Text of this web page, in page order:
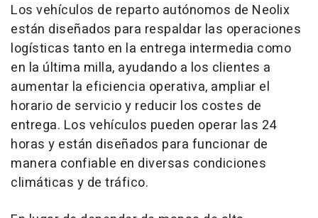
Los vehículos de reparto autónomos de Neolix
están diseñados para respaldar las operaciones
logísticas tanto en la entrega intermedia como
en la última milla, ayudando a los clientes a
aumentar la eficiencia operativa, ampliar el
horario de servicio y reducir los costes de
entrega. Los vehículos pueden operar las 24
horas y están diseñados para funcionar de
manera confiable en diversas condiciones
climáticas y de tráfico.